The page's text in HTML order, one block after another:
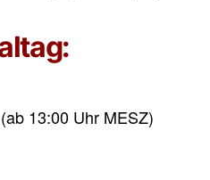
(ab 13:00 Uhr MESZ)